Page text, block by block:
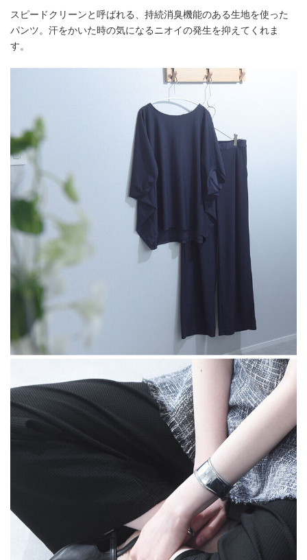
スピードクリーンと呼ばれる、持続消臭機能のある生地を使った
パンツ。汗をかいた時の気になるニオイの発生を抑えてくれま
す。